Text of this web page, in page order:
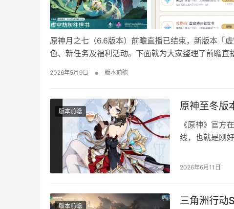
原神月之七（6.6版本）前瞻直播已结束，新版本「
色、新任务及福利活动。下面就为大家整理了前瞻
2026年5月9日 • 版本前瞻
版本前瞻 原神至冬版
《原神》官方
线，也就是刚
览 月之七上半
2026年6月11日
版本前瞻 三角洲行动